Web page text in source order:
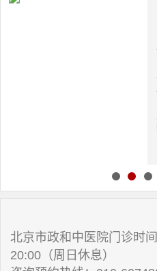
北京市政和中医院门诊时
20:00（周日休息）